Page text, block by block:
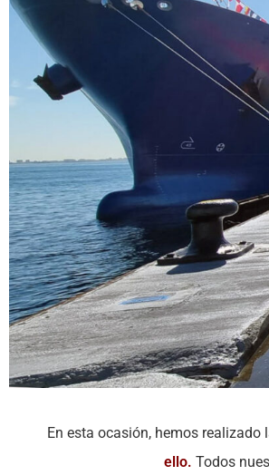
En esta ocasión, hemos realizado
ello. Todos